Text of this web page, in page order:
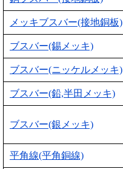
メッキブスバー(接地銅板)
ブスバー(錫メッキ)
ブスバー(ニッケルメッキ)
ブスバー(鉛,半田メッキ)
ブスバー(銀メッキ)
平角線(平角銅線)